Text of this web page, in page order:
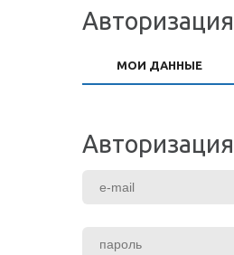
Авторизация
МОИ ДАННЫЕ
Авторизация